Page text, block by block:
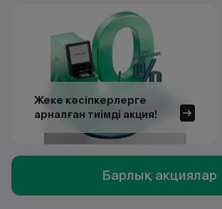
Жеке кәсіпкерлерге
арналған тиімді акция!
Барлық акциялар